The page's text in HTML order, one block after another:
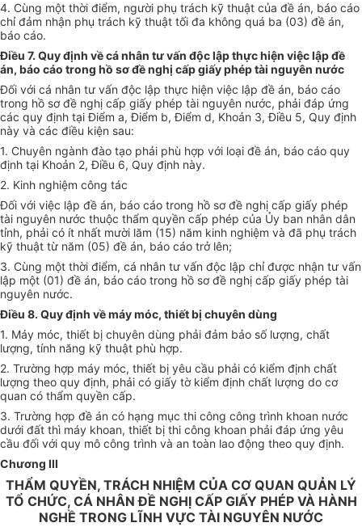
4. Cùng một thời điểm, người phụ trách kỹ thuật của đề án, báo cáo
chỉ đảm nhận phụ trách kỹ thuật tối đa không quá ba (03) đề án,
báo cáo.
Điều 7. Quy định về cá nhân tư vấn độc lập thực hiện việc lập đề
án, báo cáo trong hồ sơ đề nghị cấp giấy phép tài nguyên nước
Đối với cá nhân tư vấn độc lập thực hiện việc lập đề án, báo cáo
trong hồ sơ đề nghị cấp giấy phép tài nguyên nước, phải đáp ứng
các quy định tại Điểm a, Điểm b, Điểm d, Khoản 3, Điều 5, Quy định
này và các điều kiện sau:
1. Chuyên ngành đào tạo phải phù hợp với loại đề án, báo cáo quy
định tại Khoản 2, Điều 6, Quy định này.
2. Kinh nghiệm công tác
Đối với việc lập đề án, báo cáo trong hồ sơ đề nghị cấp giấy phép
tài nguyên nước thuộc thẩm quyền cấp phép của Ủy ban nhân dân
tỉnh, phải có ít nhất mười lăm (15) năm kinh nghiệm và đã phụ trách
kỹ thuật từ năm (05) đề án, báo cáo trở lên;
3. Cùng một thời điểm, cá nhân tư vấn độc lập chỉ được nhận tư vấn
lập một (01) đề án, báo cáo trong hồ sơ đề nghị cấp giấy phép tài
nguyên nước.
Điều 8. Quy định về máy móc, thiết bị chuyên dùng
1. Máy móc, thiết bị chuyên dùng phải đảm bảo số lượng, chất
lượng, tính năng kỹ thuật phù hợp.
2. Trường hợp máy móc, thiết bị yêu cầu phải có kiểm định chất
lượng theo quy định, phải có giấy tờ kiểm định chất lượng do cơ
quan có thẩm quyền cấp.
3. Trường hợp đề án có hạng mục thi công công trình khoan nước
dưới đất thì máy khoan, thiết bị thi công khoan phải đáp ứng yêu
cầu đối với quy mô công trình và an toàn lao động theo quy định.
Chương III
THẨM QUYỀN, TRÁCH NHIỆM CỦA CƠ QUAN QUẢN LÝ
TỔ CHỨC, CÁ NHÂN ĐỀ NGHỊ CẤP GIẤY PHÉP VÀ HÀNH
NGHỀ TRONG LĨNH VỰC TÀI NGUYÊN NƯỚC